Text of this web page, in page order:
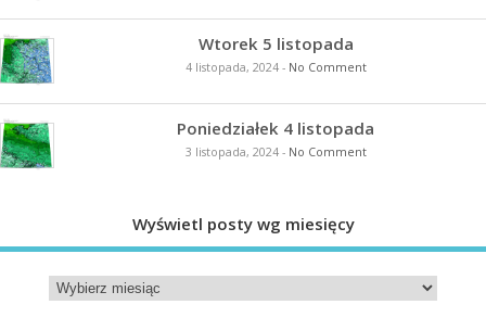
Wtorek 5 listopada
4 listopada, 2024- No Comment
Poniedziałek 4 listopada
3 listopada, 2024- No Comment
Wyświetl posty wg miesięcy